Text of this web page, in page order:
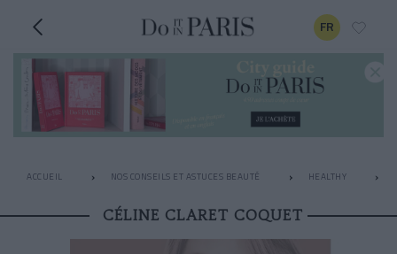
FR
ACCUEIL NOS CONSEILS ET ASTUCES BEAUTÉ HEALTHY
CÉLINE CLARET COQUET